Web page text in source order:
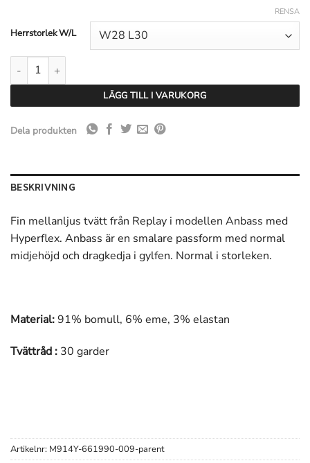
Herrstorlek W/L
RENSA
Replay Anbass Jeans Hyperflex- Mellanljus Tvätt mängd
LÄGG TILL I VARUKORG
Dela produkten
BESKRIVNING
Fin mellanljus tvätt från Replay i modellen Anbass med
Hyperflex. Anbass är en smalare passform med normal
midjehöjd och dragkedja i gylfen. Normal i storleken.
Material:91% bomull, 6% eme, 3% elastan
Tvättråd : 30 garder
Artikelnr: M914Y-661990-009-parent